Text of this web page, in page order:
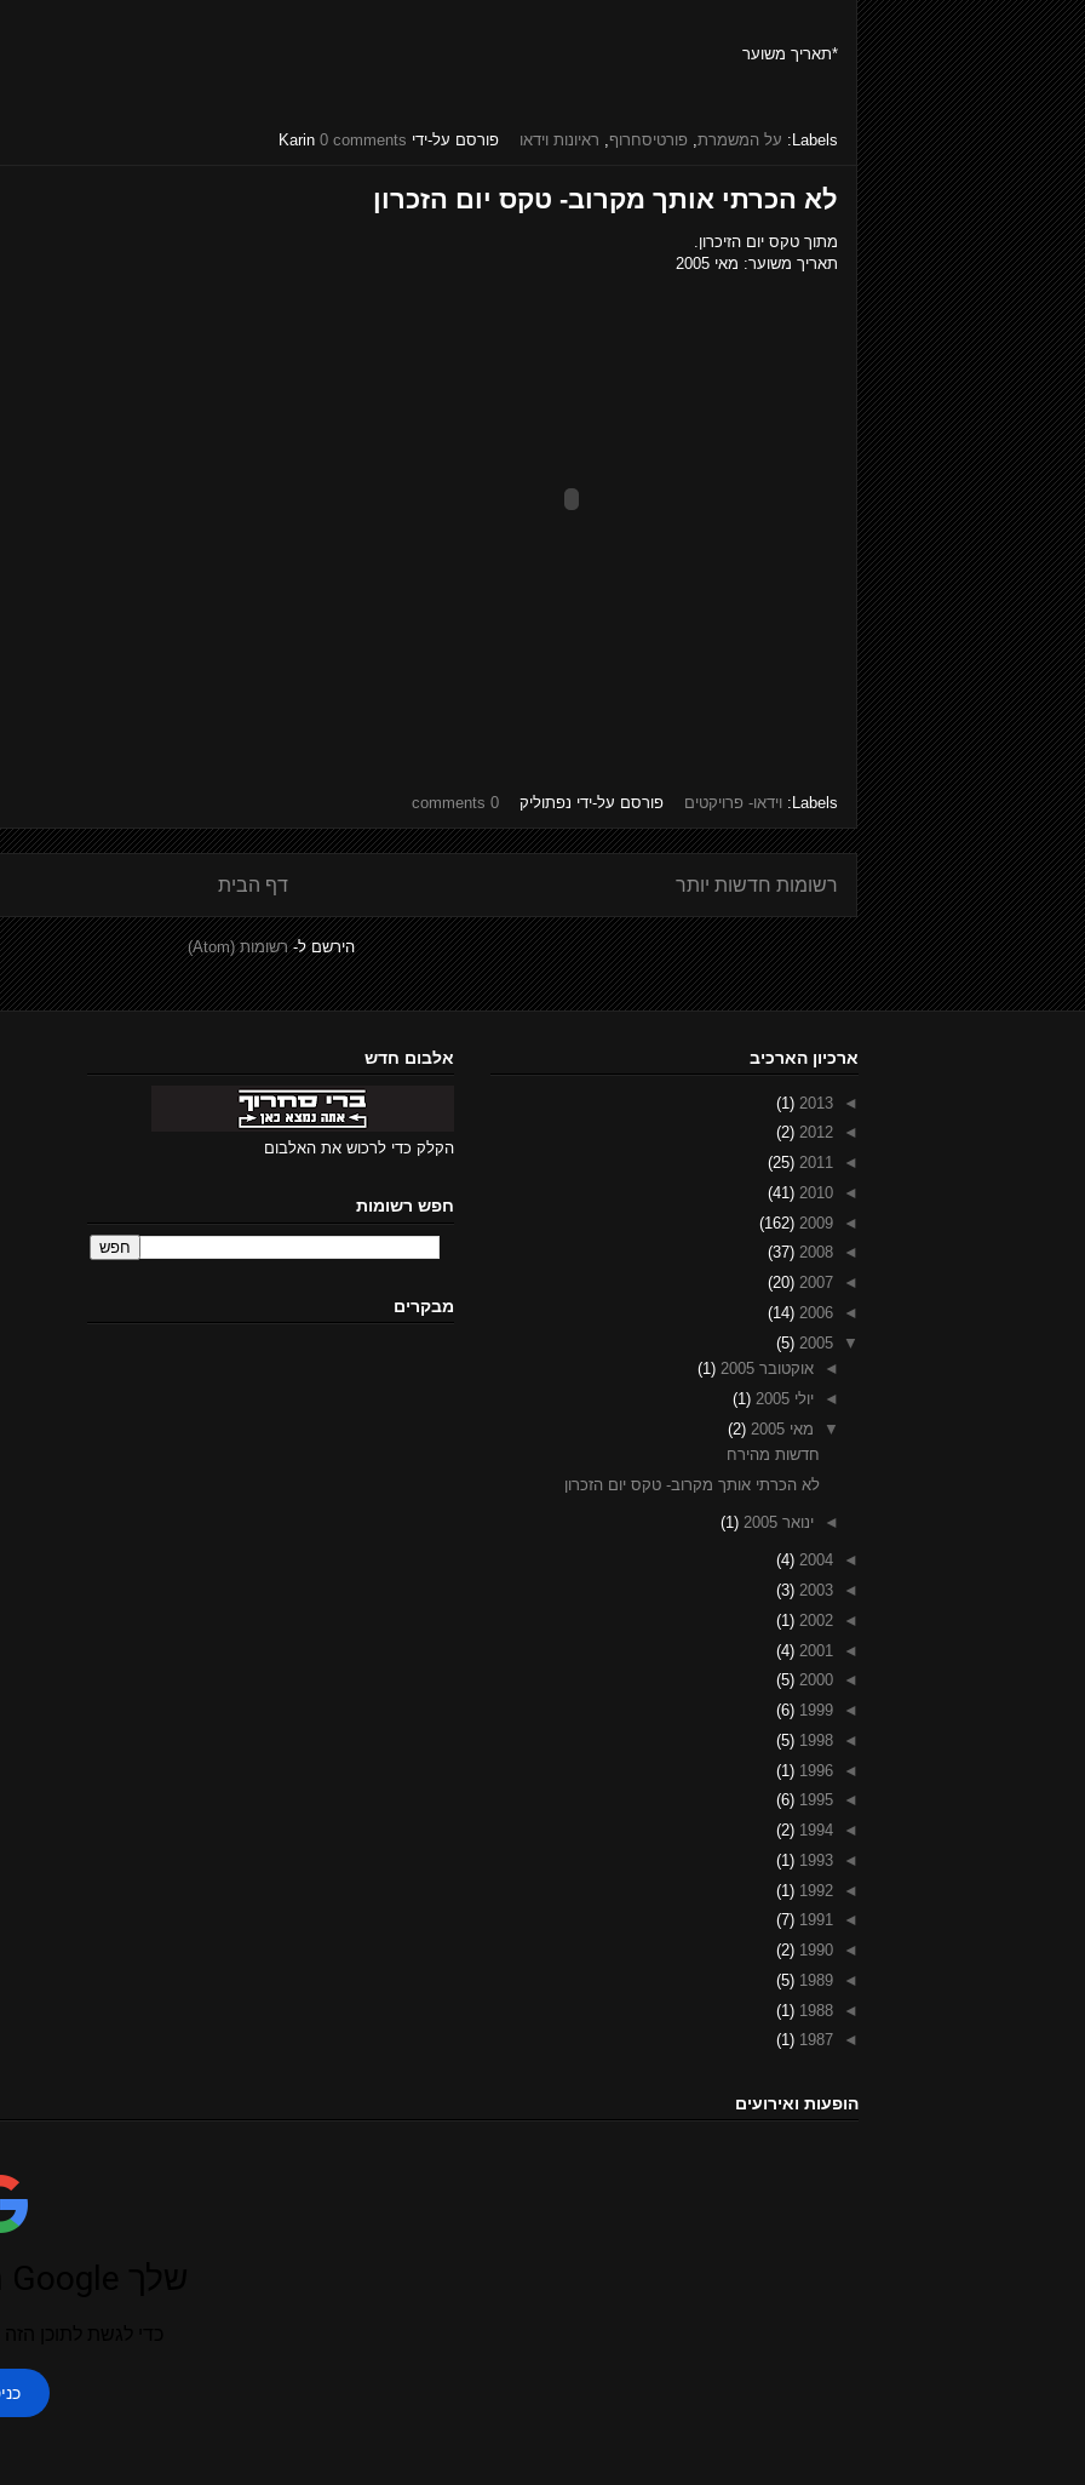
*תאריך משוער
Labels: על המשמרת פורטיסחרוף ראיונות וידאו פורסם על-ידי Karin 0 comments
לא הכרתי אותך מקרוב- טקס יום הזכרון
מתוך טקס יום הזיכרון.
תאריך משוער: מאי 2005
Labels: וידאו- פרויקטים פורסם על-ידי נפתוליק 0 comments
רשומות חדשות יותר דף הבית
הירשם ל-רשומות (Atom)
ארכיון הארכיב
◄
2013
(1)
◄
2012
(2)
◄
2011
(25)
◄
2010
(41)
◄
2009
(162)
◄
2008
(37)
◄
2007
(20)
◄
2006
(14)
▼
2005
(5)
◄ אוקטובר 2005
(1)
◄ יולי 2005
(1)
▼ מאי 2005
(2)
חדשות מהירח
לא הכרתי אותך מקרוב- טקס יום הזכרון
◄ ינואר 2005 (1)
◄
2004
(4)
◄
2003
(3)
◄
2002
(1)
◄
2001
(4)
◄
2000
(5)
◄
1999
(6)
◄
1998
(5)
◄
1996
(1)
◄
1995
(6)
◄
1994
(2)
◄
1993
(1)
◄
1992
(1)
◄
1991
(7)
◄
1990
(2)
◄
1989
(5)
◄
1988
(1)
◄
1987
(1)
אלבום חדש
הקלק כדי לרכוש את האלבום
חפש רשומות
מבקרים
הופעות ואירועים